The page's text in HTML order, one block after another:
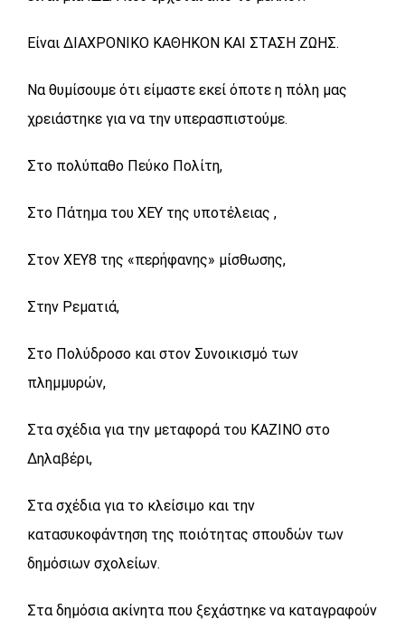
Είναι ΔΙΑΧΡΟΝΙΚΟ ΚΑΘΗΚΟΝ ΚΑΙ ΣΤΑΣΗ ΖΩΗΣ.
Να θυμίσουμε ότι είμαστε εκεί όποτε η πόλη μας
χρειάστηκε για να την υπερασπιστούμε.
Στο πολύπαθο Πεύκο Πολίτη,
Στο Πάτημα του ΧΕΥ της υποτέλειας ,
Στον ΧΕΥ8 της «περήφανης» μίσθωσης,
Στην Ρεματιά,
Στο Πολύδροσο και στον Συνοικισμό των
πλημμυρών,
Στα σχέδια για την μεταφορά του ΚΑΖΙΝΟ στο
Δηλαβέρι,
Στα σχέδια για το κλείσιμο και την
κατασυκοφάντηση της ποιότητας σπουδών των
δημόσιων σχολείων.
Στα δημόσια ακίνητα που ξεχάστηκε να καταγραφούν